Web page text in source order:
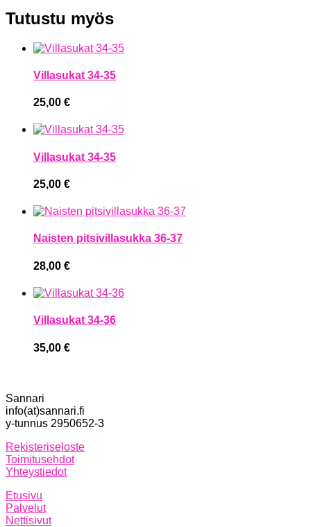
Tutustu myös
Villasukat 34-35
25,00 €
Villasukat 34-35
25,00 €
Naisten pitsivillasukka 36-37
28,00 €
Villasukat 34-36
35,00 €
Sannari
info(at)sannari.fi
y-tunnus 2950652-3
Rekisteriseloste
Toimitusehdot
Yhteystiedot
Etusivu
Palvelut
Nettisivut